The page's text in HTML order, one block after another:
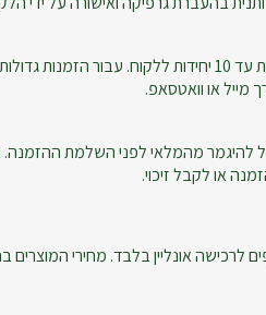
זמני הייצור מתייחסים להזמנות עד 10 יחידות ללקוח. עבור
מייל או וואטסאפ.
להיגמר מהמלאי לפני השלמת ההזמנה.
או לקבל זיכוי.
לרכישה אונליין בלבד. מחירי המוצרים